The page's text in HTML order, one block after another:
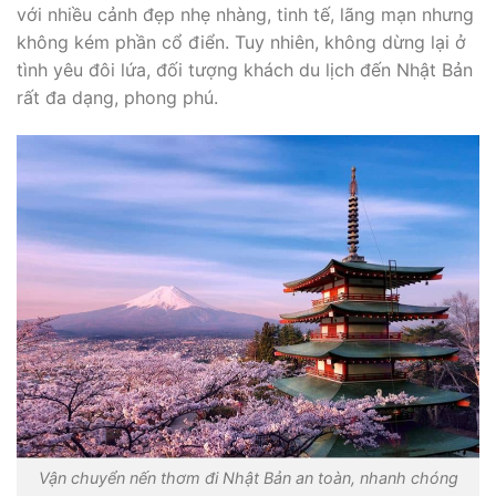
với nhiều cảnh đẹp nhẹ nhàng, tinh tế, lãng mạn nhưng
không kém phần cổ điển. Tuy nhiên, không dừng lại ở
tình yêu đôi lứa, đối tượng khách du lịch đến Nhật Bản
rất đa dạng, phong phú.
Vận chuyển nến thơm đi Nhật Bản an toàn, nhanh chóng